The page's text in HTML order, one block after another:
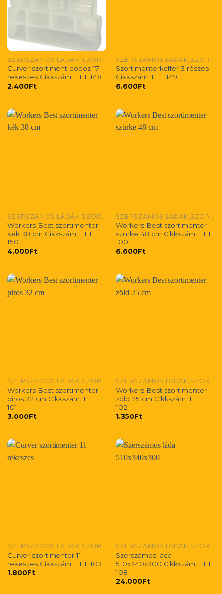
Curver szortiment doboz 17
rekeszes Cikkszám: FEL 148
2.400Ft
Szortimenterkoffer 3 részes
Cikkszám: FEL 149
6.600Ft
Workers Best szortimenter
kék 38 cm Cikkszám: FEL
150
4.000Ft
Workers Best szortimenter
szürke 48 cm Cikkszám: FEL
100
6.600Ft
SZERSZÁMOS LÁDÁK,SZORTIMENTEREK
Workers Best szortimenter
piros 32 cm Cikkszám: FEL
101
3.000Ft
SZERSZÁMOS LÁDÁK,SZORTIMENTEREK
Workers Best szortimenter
zöld 25 cm Cikkszám: FEL
102
1.350Ft
SZERSZÁMOS LÁDÁK,SZORTIMENTEREK
Curver szortimenter 11
rekeszes Cikkszám: FEL 103
1.800Ft
SZERSZÁMOS LÁDÁK,SZORTIMENTEREK
Szerszámos láda
510x340x300 Cikkszám: FEL
108
24.000Ft